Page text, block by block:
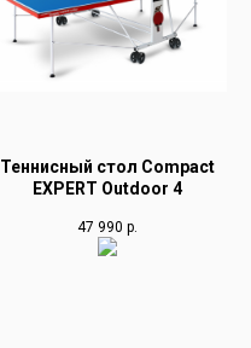
Теннисный стол Compact
EXPERT Outdoor 4
47 990 р.